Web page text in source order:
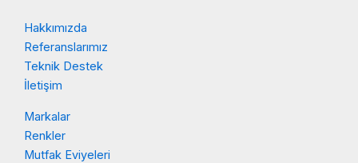
Hakkımızda
Referanslarımız
Teknik Destek
İletişim
Markalar
Renkler
Mutfak Eviyeleri